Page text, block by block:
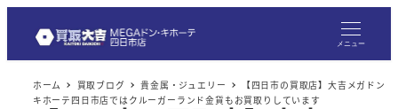
メニュー
ホーム 買取ブログ 貴金属・ジュエリー
【四日市の買取店】大吉メガドン
キホーテ四日市店ではクルーガーランド金貨もお買取りしています